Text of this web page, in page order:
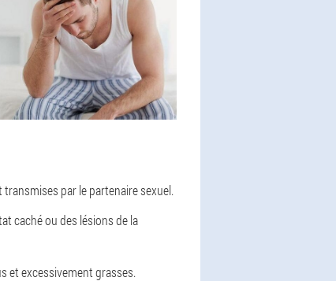
par le partenaire sexuel.
caché ou des lésions de la
et excessivement grasses.